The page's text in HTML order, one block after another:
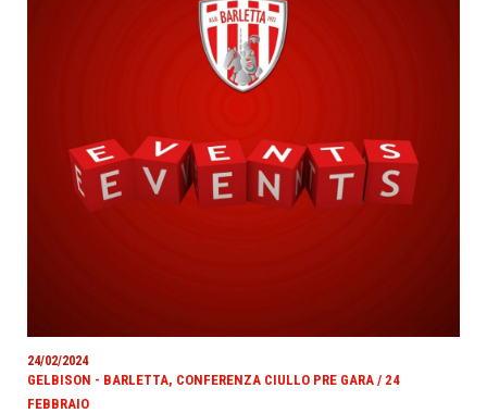
24/02/2024
GELBISON - BARLETTA, CONFERENZA CIULLO PRE GARA / 24
FEBBRAIO